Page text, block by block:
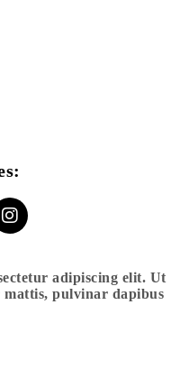
adipiscing elit. Ut
mattis, pulvinar dapibus